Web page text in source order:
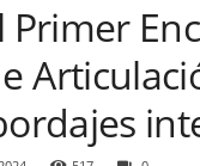
Primer